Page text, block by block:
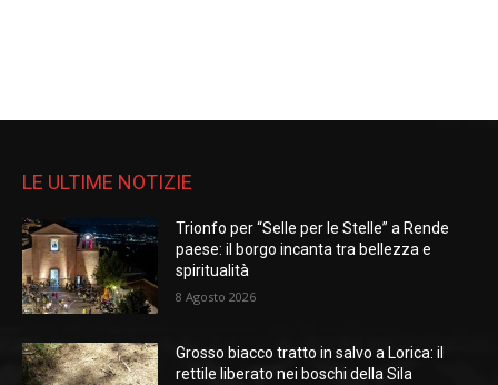
LE ULTIME NOTIZIE
Trionfo per “Selle per le Stelle” a Rende
paese: il borgo incanta tra bellezza e
spiritualità
8 Agosto 2026
Grosso biacco tratto in salvo a Lorica: il
rettile liberato nei boschi della Sila